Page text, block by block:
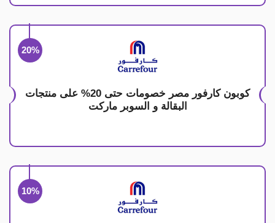
20%
كوبون كارفور مصر خصومات حتى 20% على منتجات
البقالة و السوبر ماركت
10%